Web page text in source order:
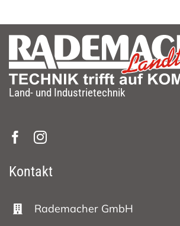
Land- und Industrietechnik
Kontakt
Rademacher GmbH